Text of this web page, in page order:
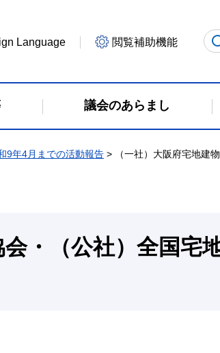
Language 閲覧補助機能
議会のあらまし
9年4月までの活動報告 > （一社）大阪府宅地建
会・（公社）全国宅